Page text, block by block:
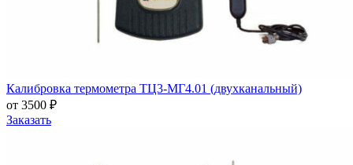
Калибровка термометра ТЦ3-МГ4.01 (двухканальный)
от 3500 ₽
Заказать